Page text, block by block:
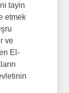
tayin
etmek
ve
El-